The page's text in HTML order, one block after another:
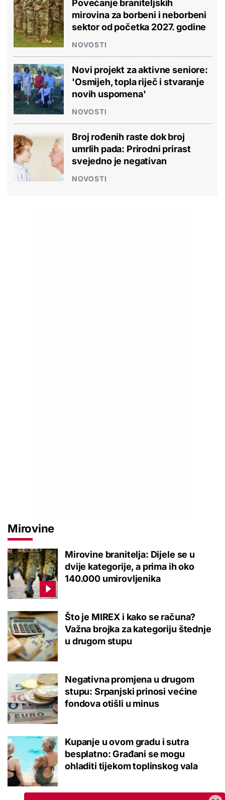
Povećanje braniteljskih
mirovina za borbeni i neborbeni
sektor od početka 2027. godine
NOVOSTI
Novi projekt za aktivne seniore:
'Osmijeh, topla riječ i stvaranje
novih uspomena'
NOVOSTI
Broj rođenih raste dok broj
umrlih pada: Prirodni prirast
svejedno je negativan
NOVOSTI
Mirovine
Mirovine branitelja: Dijele se u
dvije kategorije, a prima ih oko
140.000 umirovljenika
Što je MIREX i kako se računa?
Važna brojka za kategoriju štednje
u drugom stupu
Negativna promjena u drugom
stupu: Srpanjski prinosi većine
fondova otišli u minus
Kupanje u ovom gradu i sutra
besplatno: Građani se mogu
ohladiti tijekom toplinskog vala